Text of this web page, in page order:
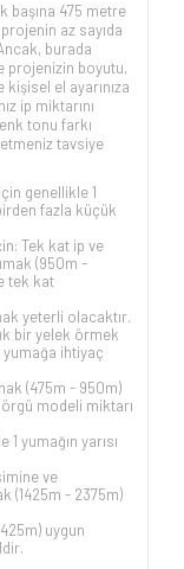
başına 475 metre
az sayıda
burada
projenizin boyutu,
kişisel el ayarınıza
ip miktarını
tonu farkı
tavsiye
genellikle 1
fazla küçük
Tek kat ip ve
(950m -
tek kat
yeterli olacaktır.
bir yelek örmek
yumağa ihtiyaç
(475m - 950m)
modeli miktarı
yumağın yarısı
ve
(1425m - 2375m)
uygun